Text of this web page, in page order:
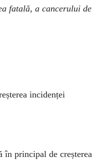
fatală, a cancerului de
incidenței
în principal de creșterea